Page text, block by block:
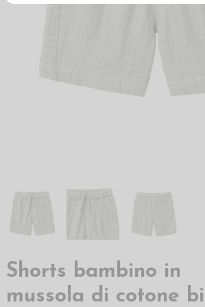
Shorts bambino in
mussola di cotone